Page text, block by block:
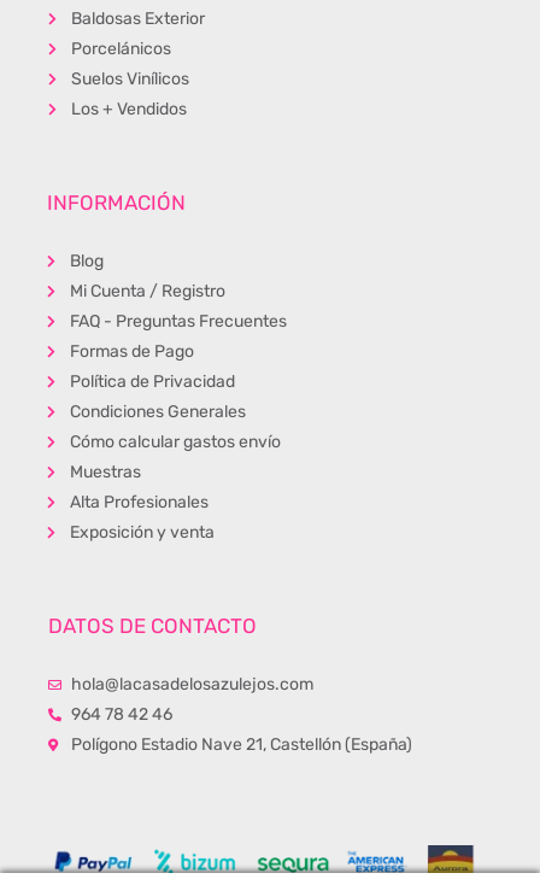
Baldosas Exterior
Porcelánicos
Suelos Vinílicos
Los + Vendidos
INFORMACIÓN
Blog
Mi Cuenta / Registro
FAQ - Preguntas Frecuentes
Formas de Pago
Política de Privacidad
Condiciones Generales
Cómo calcular gastos envío
Muestras
Alta Profesionales
Exposición y venta
DATOS DE CONTACTO
hola@lacasadelosazulejos.com
964 78 42 46
Polígono Estadio Nave 21, Castellón (España)